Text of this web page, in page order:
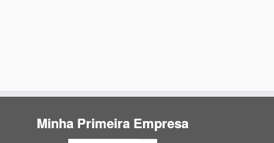
Minha Primeira Empresa